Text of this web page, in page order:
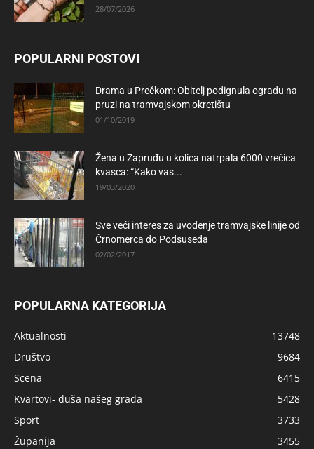
28/07/2026
POPULARNI POSTOVI
Drama u Prečkom: Obitelj podignula ogradu na
pruzi na tramvajskom okretištu
01/10/2019
Žena u Zapruđu u kolica natrpala 6000 vrećica
kvasca: “Kako vas...
19/03/2020
Sve veći interes za uvođenje tramvajske linije od
Črnomerca do Podsuseda
02/02/2017
POPULARNA KATEGORIJA
Aktualnosti
13748
Društvo
9684
Scena
6415
Kvartovi- duša našeg grada
5428
Sport
3733
Županija
3455